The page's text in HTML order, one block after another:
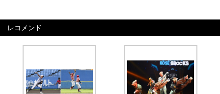
レコメンド